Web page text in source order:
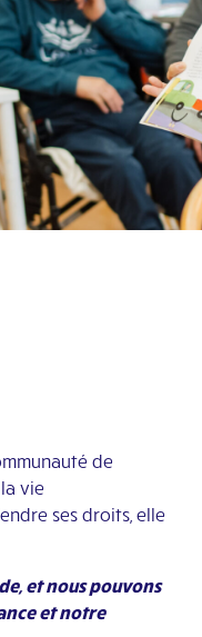
de
vie
ses droits, elle
et nous pouvons
et notre